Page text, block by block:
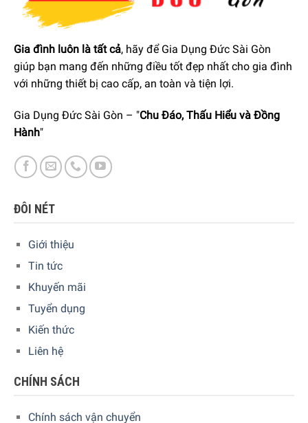
Gia đình luôn là tất cả, hãy để Gia Dụng Đức Sài Gòn
giúp bạn mang đến những điều tốt đẹp nhất cho gia đình
với những thiết bị cao cấp, an toàn và tiện lợi.
Gia Dụng Đức Sài Gòn – "Chu Đáo, Thấu Hiểu và Đồng
Hành"
ĐÔI NÉT
Giới thiệu
Tin tức
Khuyến mãi
Tuyển dụng
Kiến thức
Liên hệ
CHÍNH SÁCH
Chính sách vận chuyển